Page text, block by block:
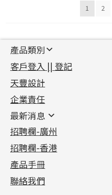
1 2
產品類別
新產品
足金系列
足金配件
機織鏈系列
珠仔鏈
镶口链
管狀網鏈
十字車花鏈系列
十字閃O鏈系列
十字錘打鏈系列
側身車花鏈系列
側身鏈系列
首飾配件
耳環類配件
卷迫系列
螺絲迫系列
梅花迫系列
平臺迫系列
綫拍系列
美拍系列
鏈類配件
動感車花吊墜
調節珠系列
生圈扣系列
龍蝦扣系列
鴨俐制系列
其他類配件
珠盤系列
袖口鈕系列
焊片及鐳射綫
空心車花管
珠類配件
無孔光身珠
空心光身珠
無孔批花珠
鑲口類
四爪頭系列
六爪頭系列
車花片
動感車花片
鑲口戒指
鑲口手鏈系列
首飾系列
手镯系列
戒指系列
空心耳環
空心车花管首饰链
空心手鐲系列
貴金屬原料
千足金
記憶金屬系列
記憶戒指
拉簧珠珠手鏈
記憶鈦手鐲
客戶登入 || 登記
天豐設計
企業責任
最新消息
最新消息
各項證書(2)
相片集(9)
展覽會資訊
最新產品資訊
招聘欄-廣州
招聘欄-香港
產品手冊
聯絡我們